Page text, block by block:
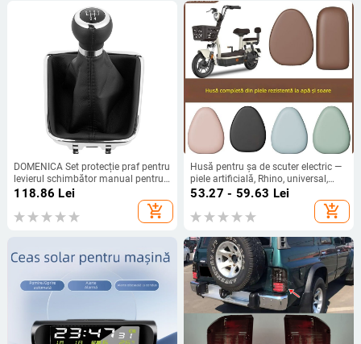
DOMENICA Set protecție praf pentru
levierul schimbător manual pentru
Volkswagen Touareg/Tiguan –
Transmisie manuală, Cod produs
QZXN-D82
118.86 Lei
add_shopping_cart
Husă pentru șa de scuter electric —
piele artificială, Rhino, universal,
pentru toate anotimpurile, fără
53.27 - 59.63 Lei
add_shopping_cart